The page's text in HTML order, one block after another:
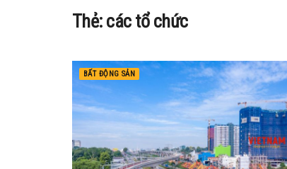
Thẻ: các tổ chức
BẤT ĐỘNG SẢN